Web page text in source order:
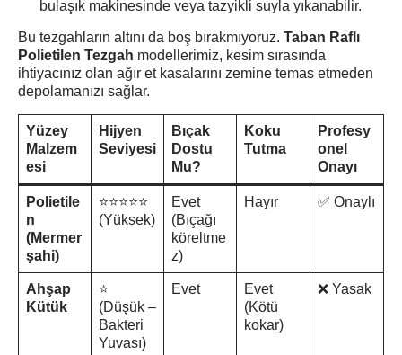
bulaşık makinesinde veya tazyikli suyla yıkanabilir.
Bu tezgahların altını da boş bırakmıyoruz. Taban Raflı
Polietilen Tezgah modellerimiz, kesim sırasında
ihtiyacınız olan ağır et kasalarını zemine temas etmeden
depolamanızı sağlar.
Yüzey
Malzem
esi
Hijyen
Seviyesi
Bıçak
Dostu
Mu?
Koku
Tutma
Profesy
onel
Onayı
Polietile
n
(Mermer
şahi)
⭐⭐⭐⭐⭐
(Yüksek)
Evet
(Bıçağı
köreltme
z)
Hayır ✅ Onaylı
Ahşap
Kütük
⭐
(Düşük –
Bakteri
Yuvası)
Evet
Evet
(Kötü
kokar)
❌ Yasak